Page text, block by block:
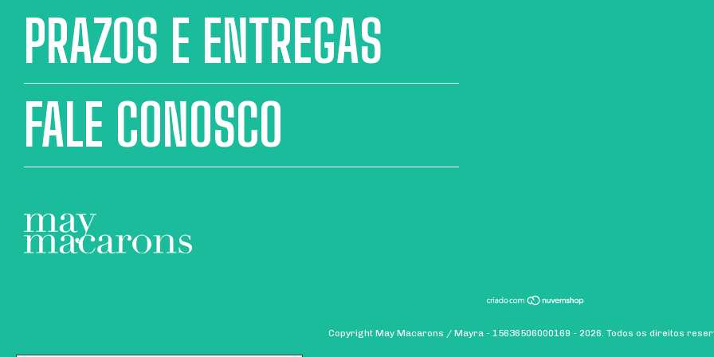
PRAZOS E ENTREGAS
FALE CONOSCO
Copyright May Macarons / Mayra - 15636506000169 - 2026. Todos os direitos